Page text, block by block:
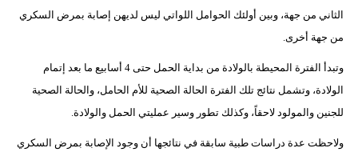
الثاني من جهة، وبين أولئك الحوامل اللواتي ليس لديهن إصابة بمرض السكري
من جهة أخرى.
وتبدأ الفترة المحيطة بالولادة من بداية الحمل حتى 4 أسابيع ما بعد إتمام
الولادة، وتشمل نتائج تلك الفترة الحالة الصحية للأم الحامل، والحالة الصحية
للجنين والمولود لاحقاً، وكذلك تطور وسير عمليتي الحمل والولادة.
ولاحظت عدة دراسات طبية سابقة في نتائجها أن وجود الإصابة بمرض السكري